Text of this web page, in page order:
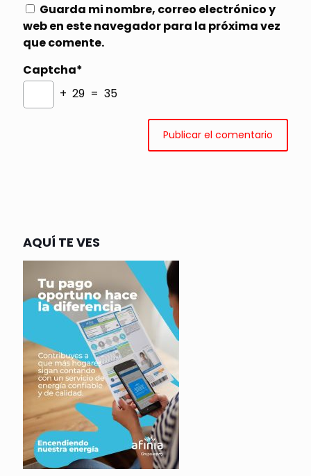
Guarda mi nombre, correo electrónico y
web en este navegador para la próxima vez
que comente.
Captcha*
+ 29 = 35
AQUÍ TE VES